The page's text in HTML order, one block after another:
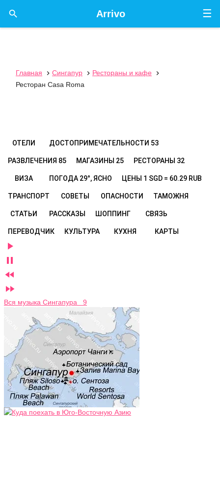
☰
Arrivo

Главная  Сингапур  Рестораны и кафе

Ресторан Casa Roma
ОТЕЛИ ДОСТОПРИМЕЧАТЕЛЬНОСТИ 53
РАЗВЛЕЧЕНИЯ 85 МАГАЗИНЫ 25 РЕСТОРАНЫ 32
ВИЗА ПОГОДА 29°, ЯСНО ЦЕНЫ 1 SGD = 60.29 RUB
ТРАНСПОРТ СОВЕТЫ ОПАСНОСТИ ТАМОЖНЯ
СТАТЬИ РАССКАЗЫ ШОППИНГ СВЯЗЬ
ПЕРЕВОДЧИК КУЛЬТУРА КУХНЯ КАРТЫ




Вся музыка Сингапура 9